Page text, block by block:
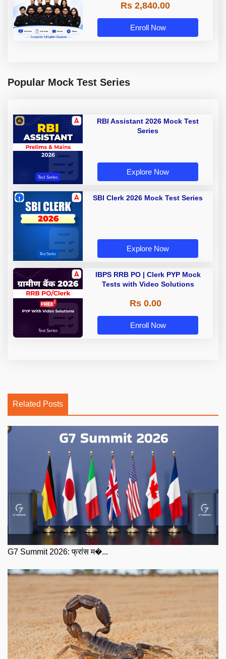
Rs 2,840.00
Enroll Now
Popular Mock Test Series
RBI Assistant 2026 Mock Test
Series
Explore Now
SBI Clerk 2026 Mock Test Series
Explore Now
IBPS RRB PO | Clerk PYP Mock
Tests with Video Solutions
Rs 0.00
Enroll Now
Related Posts
G7 Summit 2026: फ्रांस म�...